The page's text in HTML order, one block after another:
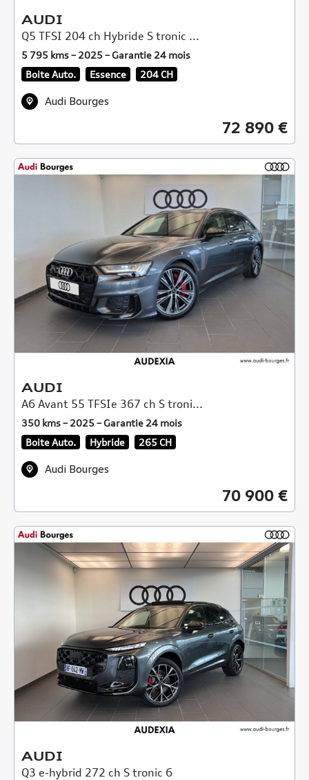
AUDI
Q5 TFSI 204 ch Hybride S tronic ...
5 795 kms – 2025 – Garantie 24 mois
Boite Auto.
Essence 204 CH
Audi Bourges
72 890 €
AUDI
A6 Avant 55 TFSIe 367 ch S troni...
350 kms – 2025 – Garantie 24 mois
Boite Auto.
Hybride 265 CH
Audi Bourges
70 900 €
AUDI
Q3 e-hybrid 272 ch S tronic 6